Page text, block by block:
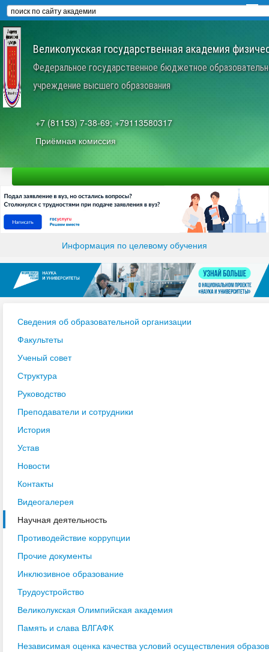
Великолукская государственная академия
Федеральное государственное бюджетное
учреждение высшего образования
+7 (81153) 7-38-69; +79113580317
Приёмная комиссия
Информация по целевому обучения
Сведения об образовательной организации
Факультеты
Ученый совет
Структура
Руководство
Преподаватели и сотрудники
История
Устав
Новости
Контакты
Видеогалерея
Научная деятельность
Противодействие коррупции
Прочие документы
Инклюзивное образование
Трудоустройство
Великолукская Олимпийская академия
Память и слава ВЛГАФК
Независимая оценка качества условий осуществления